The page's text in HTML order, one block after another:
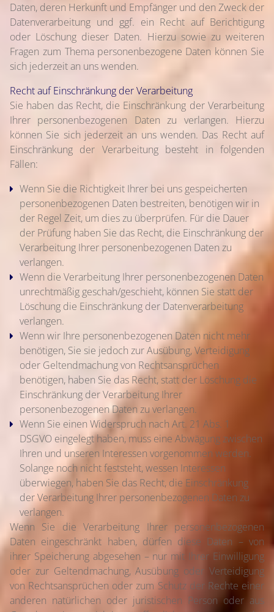
Daten, deren Herkunft und Empfänger und den Zweck der
Datenverarbeitung und ggf. ein Recht auf Berichtigung
oder Löschung dieser Daten. Hierzu sowie zu weiteren
Fragen zum Thema personenbezogene Daten können Sie
sich jederzeit an uns wenden.
Recht auf Einschränkung der Verarbeitung
Sie haben das Recht, die Einschränkung der Verarbeitung
Ihrer personenbezogenen Daten zu verlangen. Hierzu
können Sie sich jederzeit an uns wenden. Das Recht auf
Einschränkung der Verarbeitung besteht in folgenden
Fällen:
Wenn Sie die Richtigkeit Ihrer bei uns gespeicherten
personenbezogenen Daten bestreiten, benötigen wir in
der Regel Zeit, um dies zu überprüfen. Für die Dauer
der Prüfung haben Sie das Recht, die Einschränkung der
Verarbeitung Ihrer personenbezogenen Daten zu
verlangen.
Wenn die Verarbeitung Ihrer personenbezogenen Daten
unrechtmäßig geschah/geschieht, können Sie statt der
Löschung die Einschränkung der Datenverarbeitung
verlangen.
Wenn wir Ihre personenbezogenen Daten nicht mehr
benötigen, Sie sie jedoch zur Ausübung, Verteidigung
oder Geltendmachung von Rechtsansprüchen
benötigen, haben Sie das Recht, statt der Löschung die
Einschränkung der Verarbeitung Ihrer
personenbezogenen Daten zu verlangen.
Wenn Sie einen Widerspruch nach Art. 21 Abs. 1
DSGVO eingelegt haben, muss eine Abwägung zwischen
Ihren und unseren Interessen vorgenommen werden.
Solange noch nicht feststeht, wessen Interessen
überwiegen, haben Sie das Recht, die Einschränkung
der Verarbeitung Ihrer personenbezogenen Daten zu
verlangen.
Wenn Sie die Verarbeitung Ihrer personenbezogenen
Daten eingeschränkt haben, dürfen diese Daten – von
ihrer Speicherung abgesehen – nur mit Ihrer Einwilligung
oder zur Geltendmachung, Ausübung oder Verteidigung
von Rechtsansprüchen oder zum Schutz der Rechte einer
anderen natürlichen oder juristischen Person oder aus